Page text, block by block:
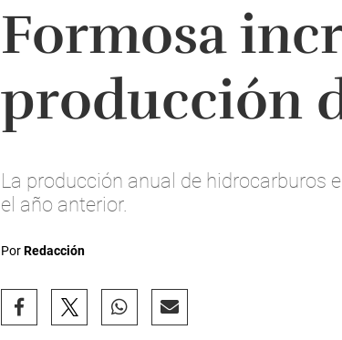
Formosa
producción
La producción anual de hidrocarburos
el año anterior.
PorRedacción